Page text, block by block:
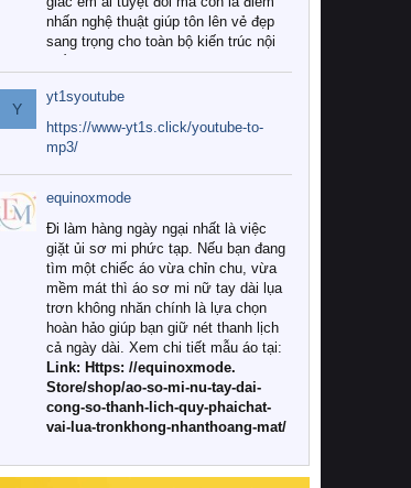
nhấn nghệ thuật giúp tôn lên vẻ đẹp
sang trọng cho toàn bộ kiến trúc nội
Tuy nhiên, giữa thị trường đa dạng
với vô vàn thương hiệu và mẫu mã
như hiện nay, làm thế nào để chọn
được những bộ chăn ga gối đệm cao
cấp thực sự chất lượng, phù hợp với
khí hậu và nhu cầu sử dụng của gia
đình? Hãy cùng chúng tôi đi tìm lời
giải đáp chi tiết qua bài viết dưới đây.
1. Tại sao các gia đình hiện đại lại ưa
chuộng chăn ga gối đệm cao cấp?
Khác với các dòng sản phẩm thông
thường, những bộ chăn ga gối đệm
cao cấp trải qua quy trình sản xuất
nghiêm ngặt từ khâu chọn lọc nguyên
liệu tự nhiên đến công nghệ dệt
nhuộm hiện đại không chứa hóa chất
này, bạn sẽ cảm nhận rõ rệt sự khác
Y
yt1syoutube
https://www-yt1s.click/youtube-to-
mp3/
equinoxmode
Đi làm hàng ngày ngại nhất là việc
giặt ủi sơ mi phức tạp. Nếu bạn đang
tìm một chiếc áo vừa chỉn chu, vừa
mềm mát thì áo sơ mi nữ tay dài lụa
trơn không nhăn chính là lựa chọn
hoàn hảo giúp bạn giữ nét thanh lịch
cả ngày dài. Xem chi tiết mẫu áo tại:
Link: Https: //equinoxmode.
Store/shop/ao-so-mi-nu-tay-dai-
cong-so-thanh-lich-quy-phaichat-
vai-lua-tronkhong-nhanthoang-mat/